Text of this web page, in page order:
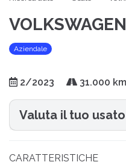
Aziendale
2/2023 31.000 km
Valuta il tuo usato
CARATTERISTICHE